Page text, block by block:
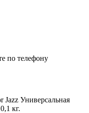
по телефону
Jazz Универсальная
кг.